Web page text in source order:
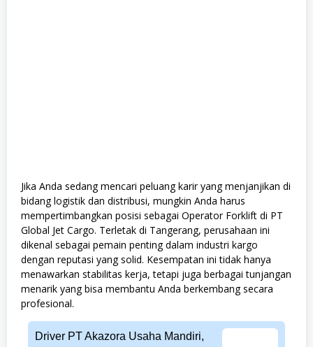
Jika Anda sedang mencari peluang karir yang menjanjikan di
bidang logistik dan distribusi, mungkin Anda harus
mempertimbangkan posisi sebagai Operator Forklift di PT
Global Jet Cargo. Terletak di Tangerang, perusahaan ini
dikenal sebagai pemain penting dalam industri kargo
dengan reputasi yang solid. Kesempatan ini tidak hanya
menawarkan stabilitas kerja, tetapi juga berbagai tunjangan
menarik yang bisa membantu Anda berkembang secara
profesional.
Driver PT Akazora Usaha Mandiri,